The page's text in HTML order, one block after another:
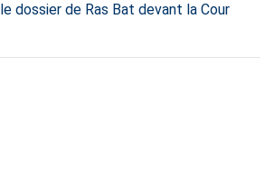
dossier de Ras Bat devant la Cour